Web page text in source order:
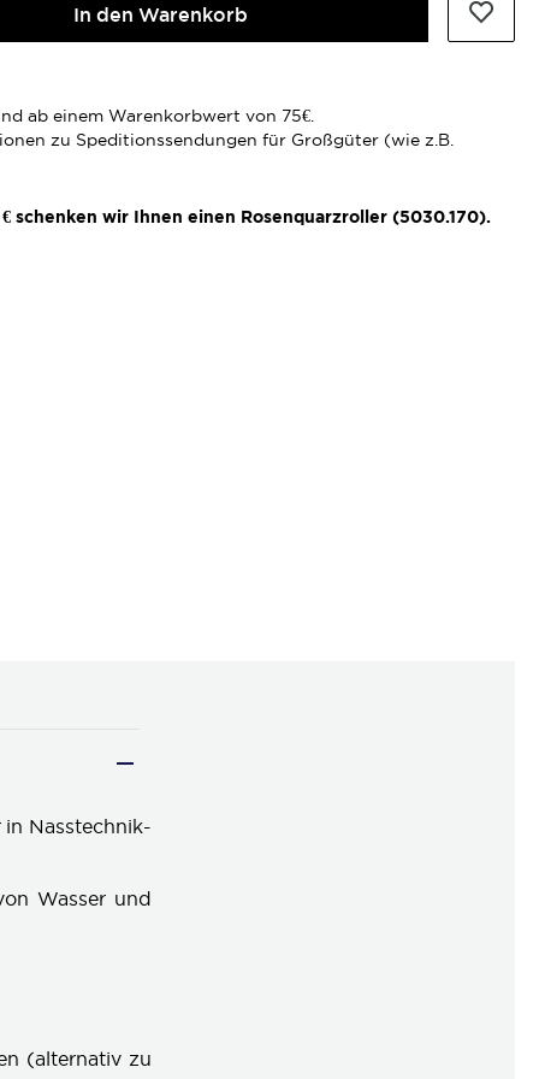
In den Warenkorb
ab einem Warenkorbwert von 75€.
zu Speditionssendungen für Großgüter (wie z.B.
schenken wir Ihnen einen Rosenquarzroller (5030.170).
Nasstechnik-
Wasser und
(alternativ zu